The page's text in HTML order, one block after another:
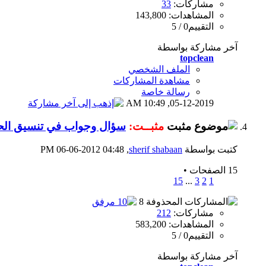
مشاركات: 33
المشاهدات: 143,800
التقييم0 / 5
آخر مشاركة بواسطة
topclean
الملف الشخصي
مشاهدة المشاركات
رسالة خاصة
05-12-2019,
10:49 AM
مثبــت: سؤال وجواب في تنسيق
كتبت بواسطة sherif shabaan
‏, 06-06-2012 04:48 PM
15 الصفحات
•
1
2
3
...
15
مشاركات: 212
المشاهدات: 583,200
التقييم0 / 5
آخر مشاركة بواسطة